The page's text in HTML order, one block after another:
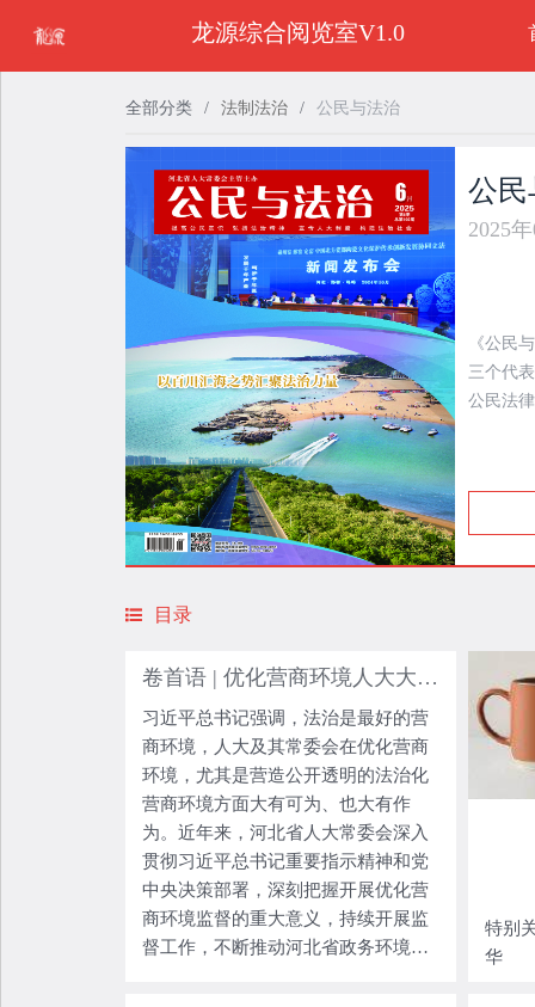
全部分类 / 法制法治 / 公民与法治
公民
2025
《公民
三个代
公民法
目录
卷首语 | 优化营商环境人大大有作为
习近平总书记强调，法治是最好的营
商环境，人大及其常委会在优化营商
环境，尤其是营造公开透明的法治化
营商环境方面大有可为、也大有作
为。近年来，河北省人大常委会深入
贯彻习近平总书记重要指示精神和党
中央决策部署，深刻把握开展优化营
商环境监督的重大意义，持续开展监
督工作，不断推动河北省政务环境、
特别
华
龙源综合阅览室V1.0